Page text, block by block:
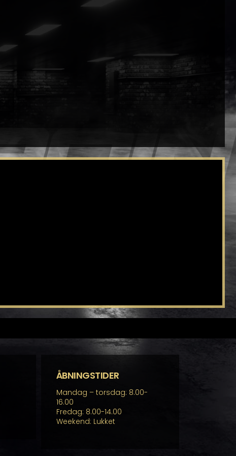
ÅBNINGSTIDER
Mandag – torsdag: 8.00-
16.00
Fredag: 8.00-14.00
Weekend: Lukket